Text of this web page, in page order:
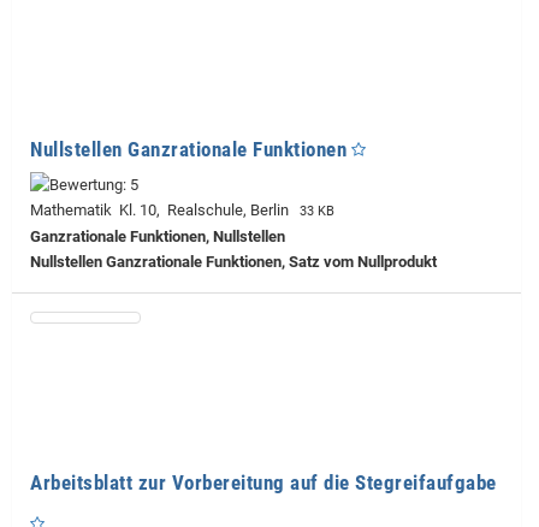
Nullstellen Ganzrationale Funktionen
Mathematik Kl. 10, Realschule, Berlin 33 KB
Ganzrationale Funktionen, Nullstellen
Nullstellen Ganzrationale Funktionen, Satz vom Nullprodukt
Arbeitsblatt zur Vorbereitung auf die Stegreifaufgabe